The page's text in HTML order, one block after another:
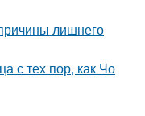
лишнего
с тех пор, как Чо